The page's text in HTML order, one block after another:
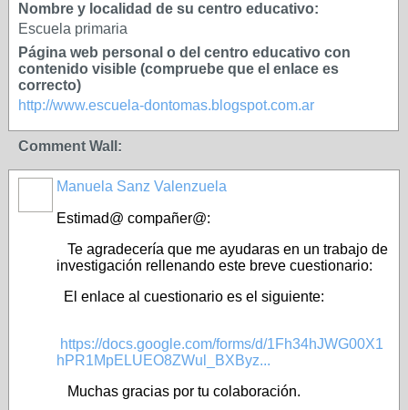
Nombre y localidad de su centro educativo:
Escuela primaria
Página web personal o del centro educativo con
contenido visible (compruebe que el enlace es
correcto)
http://www.escuela-dontomas.blogspot.com.ar
Comment Wall:
Manuela Sanz Valenzuela
Estimad@ compañer@:
Te agradecería que me ayudaras en un trabajo de
investigación rellenando este breve cuestionario:
El enlace al cuestionario es el siguiente:
https://docs.google.com/forms/d/1Fh34hJWG00X1
hPR1MpELUEO8ZWul_BXByz...
Muchas gracias por tu colaboración.